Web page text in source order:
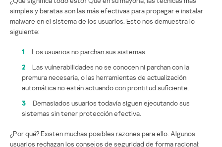
simples y baratas son las más efectivas para propagar e instalar
malware en el sistema de los usuarios. Esto nos demuestra lo
siguiente:
1
Los usuarios no parchan sus sistemas.
2
Las vulnerabilidades no se conocen ni parchan con la
premura necesaria, o las herramientas de actualización
automática no están actuando con prontitud suficiente.
3
Demasiados usuarios todavía siguen ejecutando sus
sistemas sin tener protección efectiva.
¿Por qué? Existen muchas posibles razones para ello. Algunos
usuarios rechazan los consejos de seguridad de forma racional: